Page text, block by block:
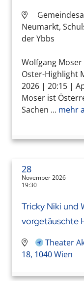
Neumarkt,
der Ybbs
Wolfgang
Oster-Highlight
2026 | 20:15 |
Moser ist
Sachen ... mehr
28
November 2026
19:30
Tricky Niki und
vorgetäuschte
Theater
18, 1040 Wien